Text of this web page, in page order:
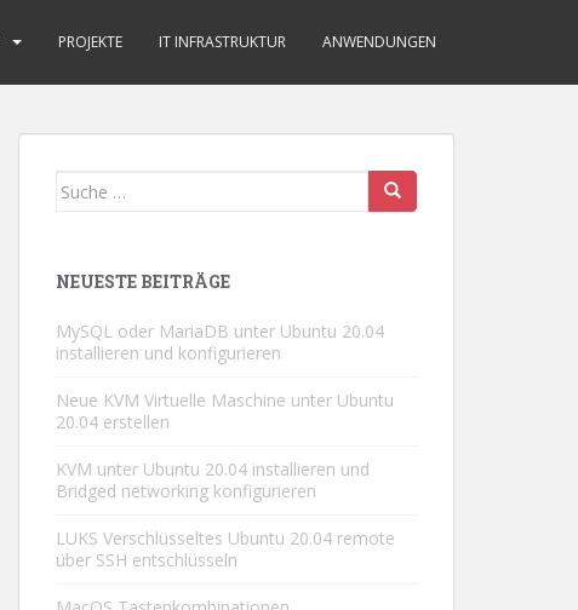
PROJEKTE IT INFRASTRUKTUR ANWENDUNGEN
Suche
NEUESTE BEITRÄGE
MySQL oder MariaDB unter Ubuntu 20.04
installieren und konfigurieren
Neue KVM Virtuelle Maschine unter Ubuntu
20.04 erstellen
KVM unter Ubuntu 20.04 installieren und
Bridged networking konfigurieren
LUKS Verschlüsseltes Ubuntu 20.04 remote
über SSH entschlüsseln